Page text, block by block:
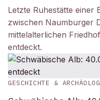
Letzte Ruhestätte einer
zwischen Naumburger
mittelalterlichen
entdeckt.
GESCHICHTE &